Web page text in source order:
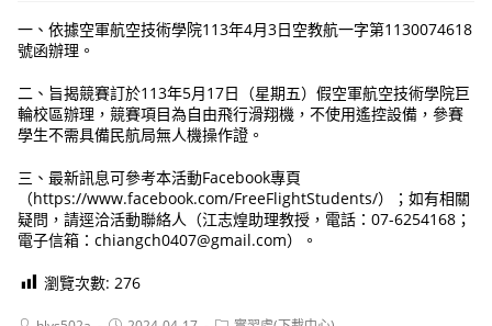
一、依據空軍航空技術學院113年4月3日空教航一字第1130074618
號函辦理。
二、旨揭競賽訂於113年5月17日（星期五）假空軍航空技術學院巨
輪校區辦理，競賽項目為自由飛行滑翔機，不使用遙控設備，參賽
學生不需具備民航局無人機操作證。
三、最新訊息可參考本活動Facebook專頁
（https://www.facebook.com/FreeFlightStudents/）；如有相關
疑問，請逕洽活動聯絡人（江志煌助理教授，電話：07-6254168；
電子信箱：chiangch0407@gmail.com）。
瀏覽次數: 276